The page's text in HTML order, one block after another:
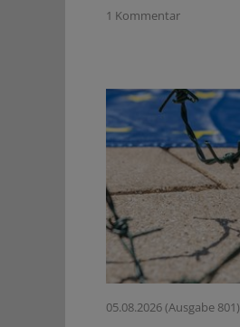
1 Kommentar
05.08.2026 (Ausgabe 801)